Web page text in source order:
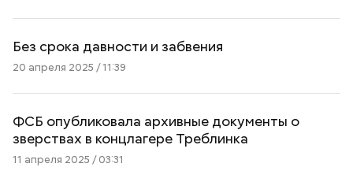
Без срока давности и забвения
20 апреля 2025 / 11:39
ФСБ опубликовала архивные документы о
зверствах в концлагере Треблинка
11 апреля 2025 / 03:31